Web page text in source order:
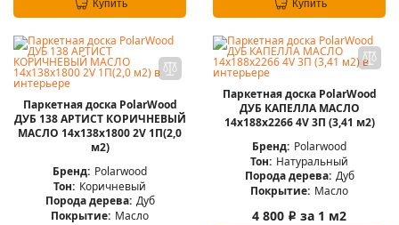
Купить Купить
Паркетная доска PolarWood
ДУБ 138 АРТИСТ КОРИЧНЕВЫЙ
МАСЛО 14x138x1800 2V 1П(2,0
м2)
Бренд: Polarwood
Тон: Коричневый
Порода дерева: Дуб
Покрытие: Масло
Паркетная доска PolarWood
ДУБ КАПЕЛЛА МАСЛО
14x188x2266 4V 3П (3,41 м2)
Бренд: Polarwood
Тон: Натуральный
Порода дерева: Дуб
Покрытие: Масло
4 800 i за 1 м2